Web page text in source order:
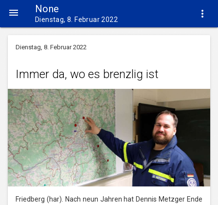
 None
Dienstag, 8. Februar 2022 
Dienstag, 8. Februar 2022
Immer da, wo es brenzlig ist
Friedberg (har). Nach neun Jahren hat Dennis Metzger Ende